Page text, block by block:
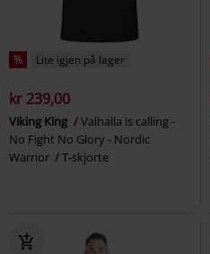
% Lite igjen på lager
kr 239,00
Viking King
Valhalla is calling -
No Fight No Glory - Nordic
Warrior
T-skjorte